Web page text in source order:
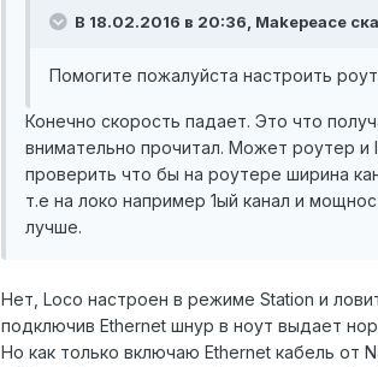
В 18.02.2016 в 20:36, Makepeace
Помогите пожалуйста настроить
Конечно скорость падает. Это что
внимательно прочитал. Может роутер и
проверить что бы на роутере ширина
т.е на локо например 1ый канал и
лучше.
Нет, Loco настроен в режиме Station и
подключив Ethernet шнур в ноут выдает
Но как только включаю Ethernet кабель от